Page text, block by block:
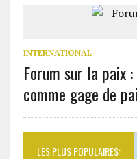
INTERNATIONAL
Forum sur la paix
comme gage de
LES PLUS POPULAIRES: